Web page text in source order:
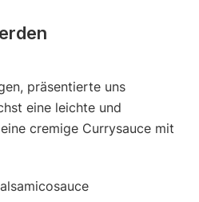
präsentierte uns
eine leichte und
cremige Currysauce mit